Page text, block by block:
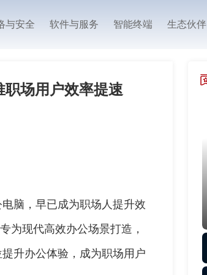
与安全 软件与服务 智能终端 生态伙伴
场用户效率提速
脑，早已成为职场人提升效
为现代高效办公场景打造，
升办公体验，成为职场用户